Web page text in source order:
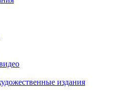
издания